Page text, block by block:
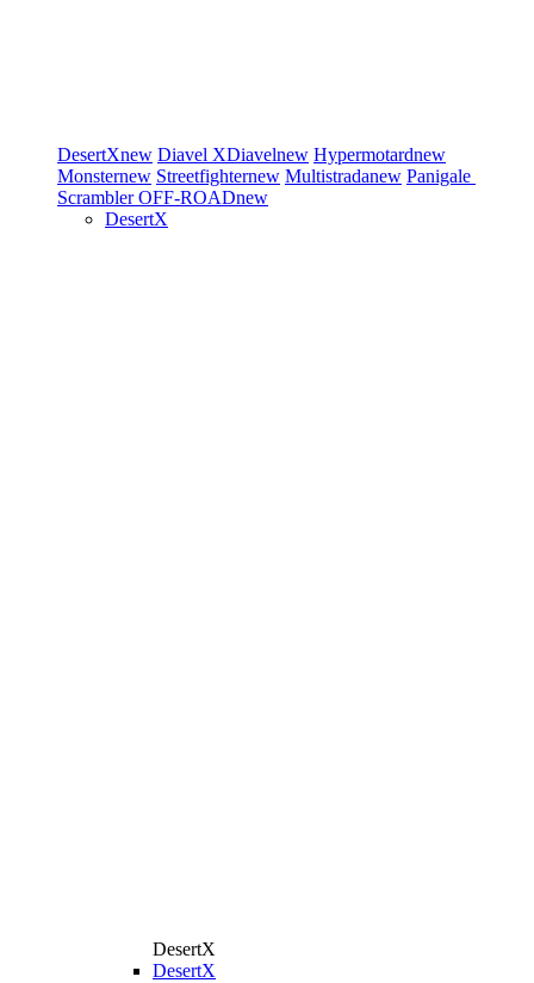
DesertXnew Diavel XDiavelnew Hypermotardnew
Monsternew Streetfighternew Multistradanew Panigale
ScramblerOFF-ROADnew
DesertX
DesertX
DesertX